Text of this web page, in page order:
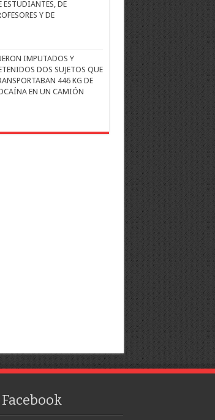
ESTUDIANTES, DE
Y DE
IMPUTADOS Y
DOS SUJETOS QUE
446 KG DE
EN UN CAMIÓN